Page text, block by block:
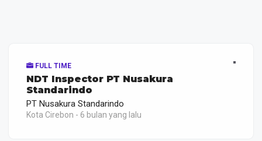
FULL TIME
NDT Inspector PT Nusakura
Standarindo
PT Nusakura Standarindo
Kota Cirebon - 6 bulan yang lalu